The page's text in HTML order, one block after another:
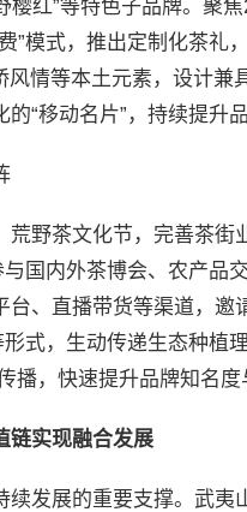
樱红”等特色子品牌。聚
”模式，推出定制化茶礼
风情等本土元素，设计
“移动名片”，持续提升
荒野茶文化节，完善茶
与国内外茶博会、农产品
台、直播带货等渠道，
形式，生动传递生态种植
播，快速提升品牌知名
链实现融合发展
续发展的重要支撑。武夷